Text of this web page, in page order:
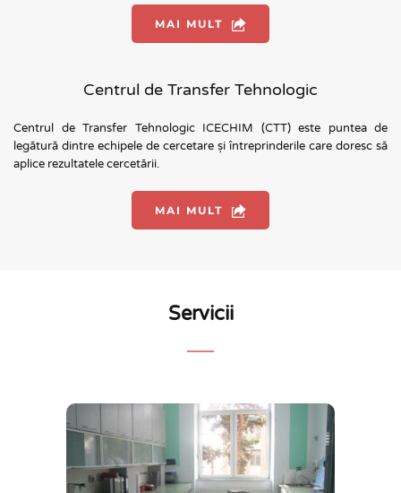
MAI MULT
Centrul de Transfer Tehnologic
Centrul de Transfer Tehnologic ICECHIM (CTT) este puntea de
legătură dintre echipele de cercetare și întreprinderile care doresc să
aplice rezultatele cercetării.
MAI MULT
Servicii